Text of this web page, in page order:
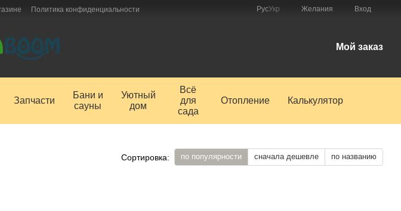
Политика конфиденциальности РусУкр Желания Вход
Мой заказ
Запчасти
Бани и
сауны
Уютный
дом
Всё
для
сада
Отопление Калькулятор
Сортировка: по популярности сначала дешевле по названию